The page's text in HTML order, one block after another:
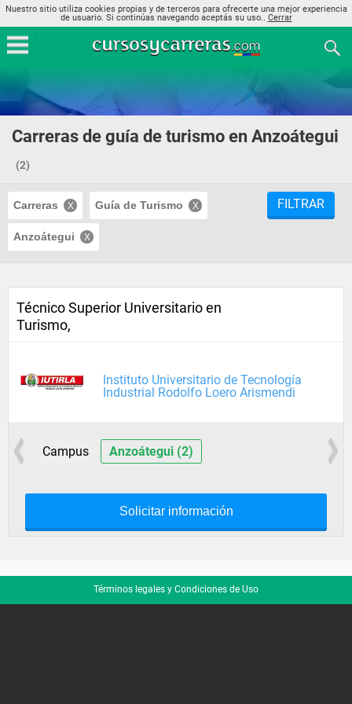
Nuestro sitio utiliza cookies propias y de terceros para ofrecerte una mejor experiencia
de usuario. Si continúas navegando aceptás su uso.. Cerrar
Carreras de guía de turismo en Anzoátegui
(2)
Carreras Guía de Turismo
Anzoátegui
FILTRAR
Técnico Superior Universitario en
Turismo,
Instituto Universitario de Tecnología
Industrial Rodolfo Loero Arismendi
Campus Anzoátegui (2)
Solicitar información
Términos legales y Condiciones de Uso